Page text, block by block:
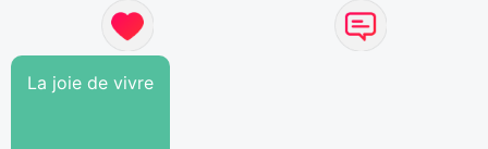
La joie de vivre